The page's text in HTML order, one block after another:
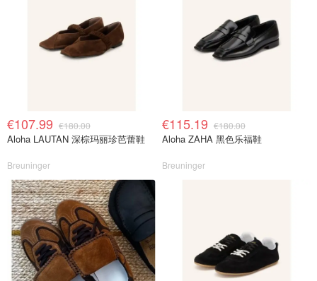
€107.99 €180.00
Aloha LAUTAN 深棕玛丽珍芭蕾鞋
Breuninger
€115.19 €180.00
Aloha ZAHA 黑色乐福鞋
Breuninger